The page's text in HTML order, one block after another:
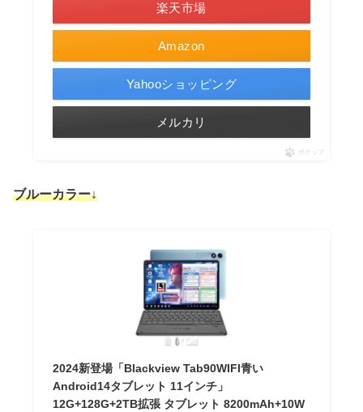
Amazon
楽天市場
Yahooショッピング
メルカリ
ポチップ
ブルーカラー↓
2024新登場「Blackview Tab90WIFI青い
Android14タブレット 11インチ」
12G+128G+2TB拡張 タブレット 8200mAh+10W